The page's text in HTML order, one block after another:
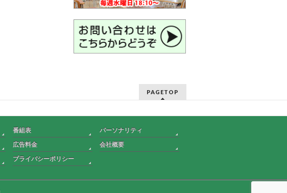
PAGETOP
番組表
パーソナリティ
広告料金
会社概要
プライバシーポリシー